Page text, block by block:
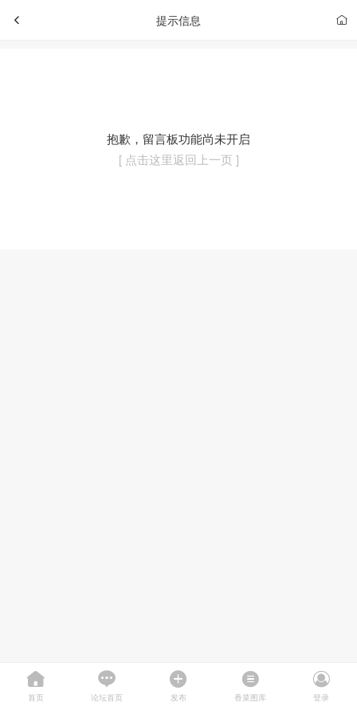
提示信息
抱歉，留言板功能尚未开启
[ 点击这里返回上一页 ]
首页 论坛首页 发布 香菜图库 登录